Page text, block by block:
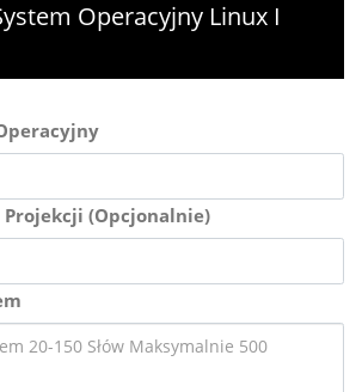
Operacyjny Linux I
(Opcjonalnie)